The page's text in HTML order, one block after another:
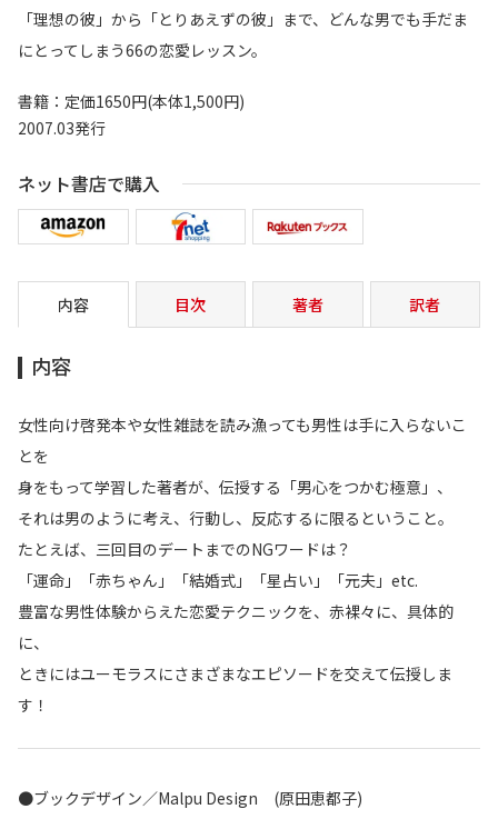
「理想の彼」から「とりあえずの彼」まで、どんな男でも手だま
にとってしまう66の恋愛レッスン。
書籍：定価1650円(本体1,500円)
2007.03発行
ネット書店で購入
内容 目次 著者 訳者
内容
女性向け啓発本や女性雑誌を読み漁っても男性は手に入らないこ
とを
身をもって学習した著者が、伝授する「男心をつかむ極意」、
それは男のように考え、行動し、反応するに限るということ。
たとえば、三回目のデートまでのNGワードは？
「運命」「赤ちゃん」「結婚式」「星占い」「元夫」etc.
豊富な男性体験からえた恋愛テクニックを、赤裸々に、具体的
に、
ときにはユーモラスにさまざまなエピソードを交えて伝授しま
す！
●ブックデザイン／Malpu Design (原田恵都子)